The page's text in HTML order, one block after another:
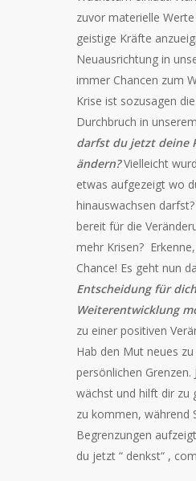
zuvor materielle
geistige Kräfte
Neuausrichtung in
immer Chancen zum
Krise ist sozusagen
Durchbruch in
darfst du jetzt deine
ändern?Vielleicht
etwas aufgezeigt wo
hinauswachsen
bereit für die
mehr Krisen?
Chance! Es geht nun
Entscheidung für
Weiterentwicklung
zu einer positiven
Hab den Mut neues
persönlichen
wächst und hilft dir zu
zu kommen, während
Begrenzungen
du jetzt “ denkst“ ,